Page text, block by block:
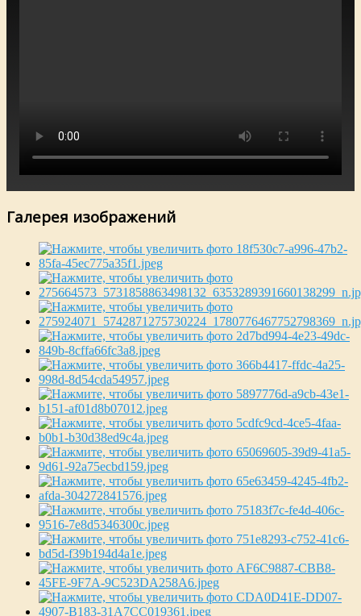
Галерея изображений